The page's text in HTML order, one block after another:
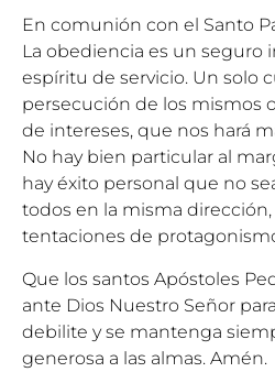
En comunión con el Santo
La obediencia es un seguro
espíritu de servicio. Un solo
persecución de los mismos
de intereses, que nos hará
No hay bien particular al
hay éxito personal que no
todos en la misma
tentaciones de
Que los santos Apóstoles
ante Dios Nuestro Señor
debilite y se mantenga
generosa a las almas. Amén.